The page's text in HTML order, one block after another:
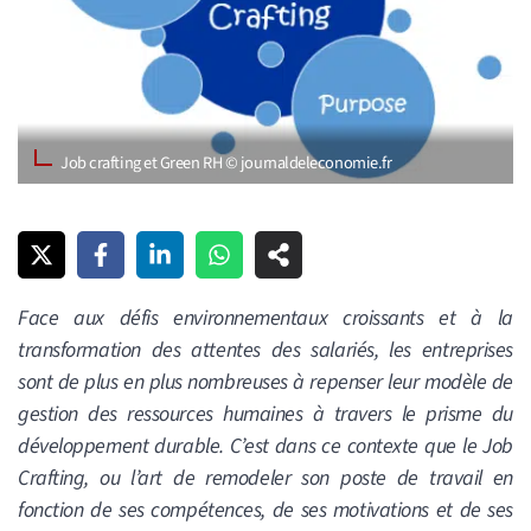
Job crafting et Green RH © journaldeleconomie.fr
Face aux défis environnementaux croissants et à la
transformation des attentes des salariés, les entreprises
sont de plus en plus nombreuses à repenser leur modèle de
gestion des ressources humaines à travers le prisme du
développement durable. C’est dans ce contexte que le Job
Crafting, ou l’art de remodeler son poste de travail en
fonction de ses compétences, de ses motivations et de ses